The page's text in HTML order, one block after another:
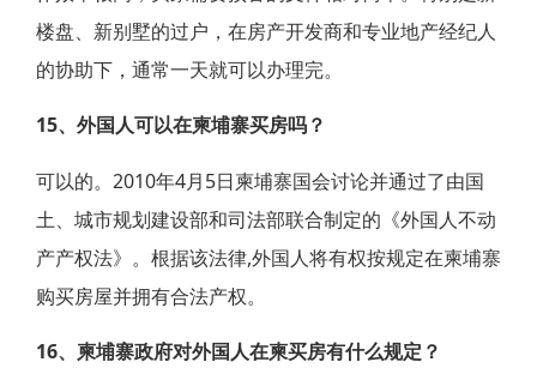
楼盘、新别墅的过户，在房产开发商和专业地产经纪人
的协助下，通常一天就可以办理完。
15、外国人可以在柬埔寨买房吗？
可以的。2010年4月5日柬埔寨国会讨论并通过了由国
土、城市规划建设部和司法部联合制定的《外国人不动
产产权法》。根据该法律,外国人将有权按规定在柬埔寨
购买房屋并拥有合法产权。
16、柬埔寨政府对外国人在柬买房有什么规定？